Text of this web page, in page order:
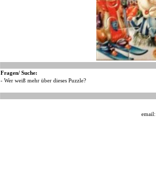
Fragen/ Suche:
- Wer weiß mehr über dieses Puzzle?